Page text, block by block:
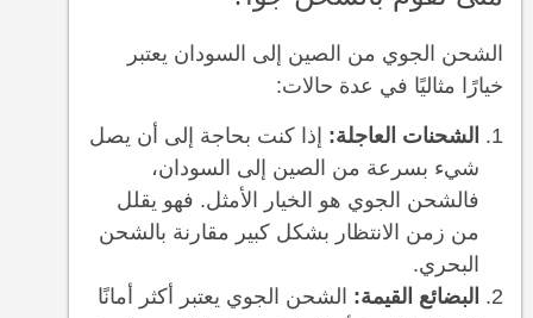
الشحن الجوي من الصين إلى السودان يعتبر
خيارًا مثاليًا في عدة حالات:
الشحنات العاجلة: إذا كنت بحاجة إلى أن يصل
شيء بسرعة من الصين إلى السودان،
فالشحن الجوي هو الخيار الأمثل. فهو يقلل
من زمن الانتظار بشكل كبير مقارنة بالشحن
البحري.
البضائع القيمة: الشحن الجوي يعتبر أكثر أمانًا